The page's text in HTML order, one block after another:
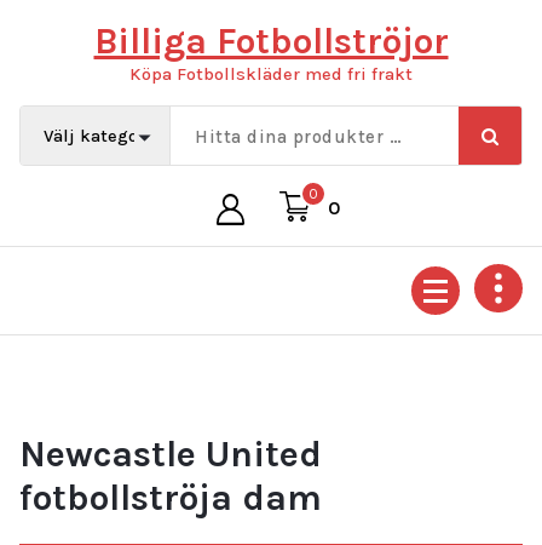
Billiga Fotbollströjor
Köpa Fotbollskläder med fri frakt
0
0
Newcastle United
fotbollströja dam